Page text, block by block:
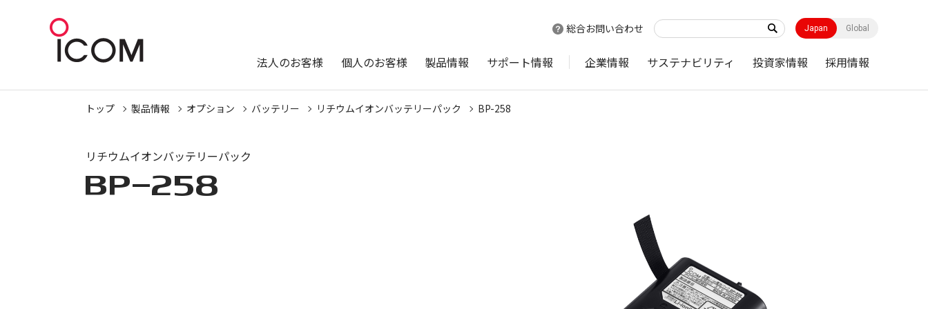
総合お問い合わせ Japan Global
法人のお客様 個人のお客様 製品情報 サポート情報 企業情報 サステナビリティ 投資家情報 採用情報
トップ 製品情報 オプション バッテリー リチウムイオンバッテリーパック BP-258
リチウムイオンバッテリーパック
BP-258